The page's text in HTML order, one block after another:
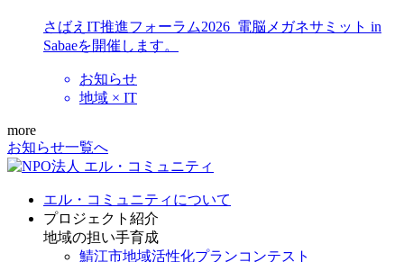
さばえIT推進フォーラム2026_電脳メガネサミット in
Sabaeを開催します。
お知らせ
地域 × IT
more
お知らせ一覧へ
エル・コミュニティについて
プロジェクト紹介
地域の担い手育成
鯖江市地域活性化プランコンテスト